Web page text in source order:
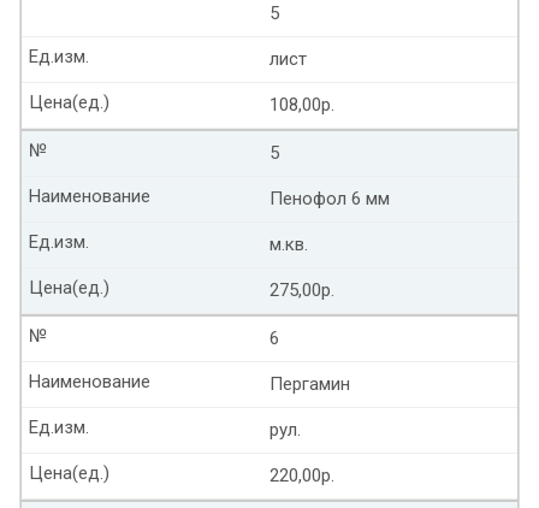
5
лист
Ед.изм.
108,00р.
Цена(ед.)
5
№
Пенофол 6 мм
Наименование
м.кв.
Ед.изм.
275,00р.
Цена(ед.)
6
№
Пергамин
Наименование
рул.
Ед.изм.
220,00р.
Цена(ед.)